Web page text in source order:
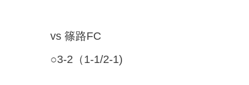
vs 篠路FC
○3-2（1-1/2-1)